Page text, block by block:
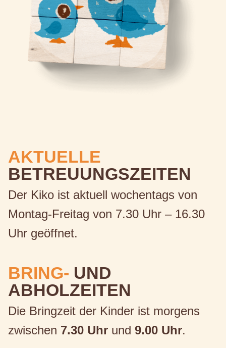
AKTUELLE
BETREUUNGSZEITEN
Der Kiko ist aktuell wochentags von
Montag-Freitag von 7.30 Uhr – 16.30
Uhr geöffnet.
BRING- UND
ABHOLZEITEN
Die Bringzeit der Kinder ist morgens
zwischen 7.30 Uhr und 9.00 Uhr.